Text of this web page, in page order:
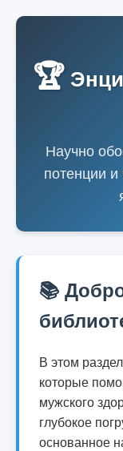
🏆
Научно
потенции
📚
В этом
которые
мужского
глубокое
основанное